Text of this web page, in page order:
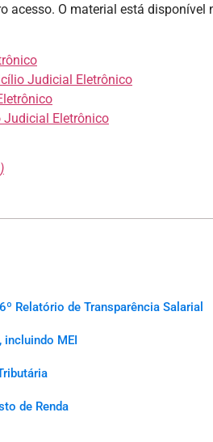
O material está disponível
Judicial Eletrônico
Eletrônico
Relatório de Transparência Salarial
MEI
de Renda